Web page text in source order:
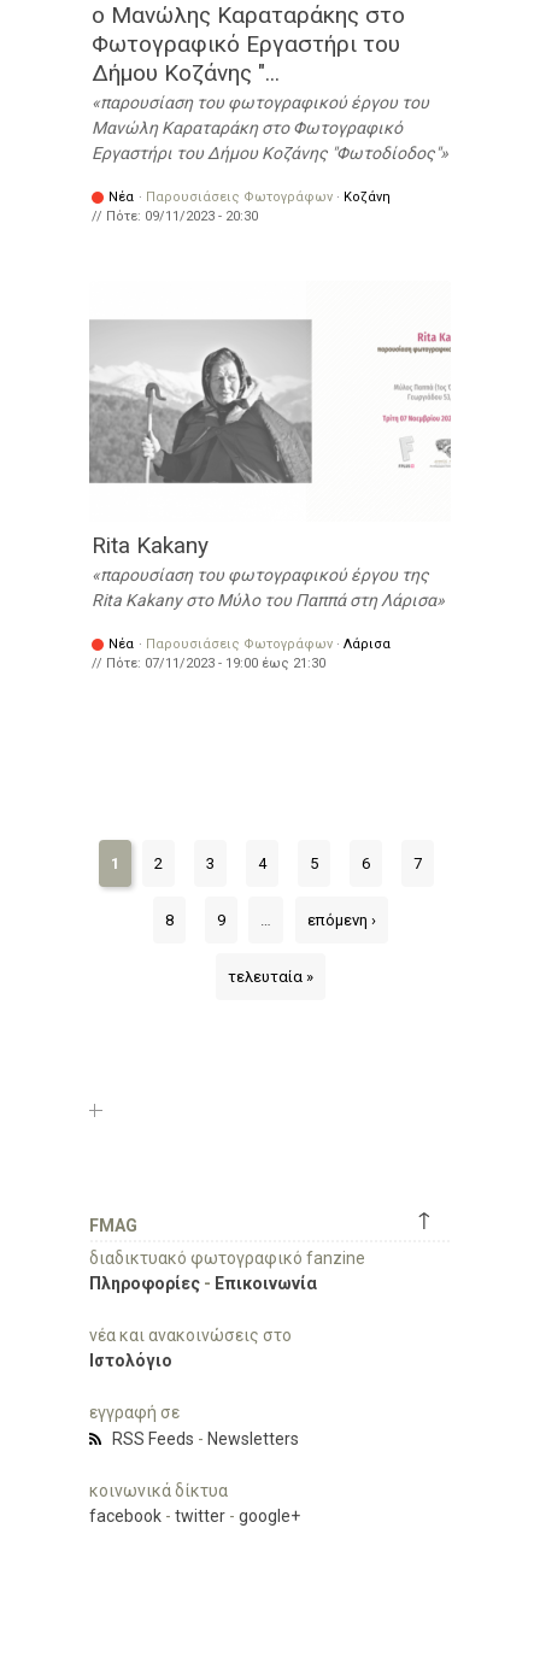
ο Μανώλης Καραταράκης στο
Φωτογραφικό Εργαστήρι του
Δήμου Κοζάνης "...
παρουσίαση του φωτογραφικού έργου του
Μανώλη Καραταράκη στο Φωτογραφικό
Εργαστήρι του Δήμου Κοζάνης "Φωτοδίοδος"
Νέα · Παρουσιάσεις Φωτογράφων · Κοζάνη
// Πότε: 09/11/2023 - 20:30
Rita Kakany
παρουσίαση του φωτογραφικού έργου της
Rita Kakany στο Μύλο του Παππά στη Λάρισα
Νέα · Παρουσιάσεις Φωτογράφων · Λάρισα
// Πότε: 07/11/2023 - 19:00 έως 21:30
1 2 3 4 5 6 7
8 9 … επόμενη ›
τελευταία »
↑
FMAG
διαδικτυακό φωτογραφικό fanzine
Πληροφορίες - Επικοινωνία
νέα και ανακοινώσεις στο
Ιστολόγιο
εγγραφή σε
RSS Feeds - Newsletters
κοινωνικά δίκτυα
facebook - twitter - google+